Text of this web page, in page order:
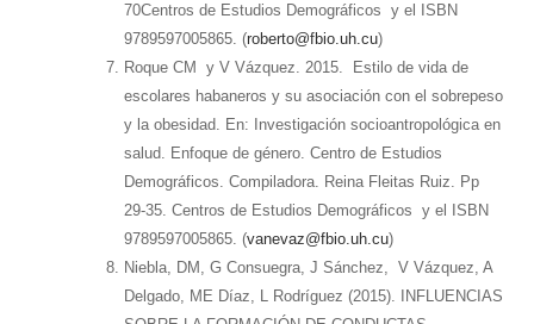
70Centros de Estudios Demográficos y el ISBN
9789597005865. (roberto@fbio.uh.cu)
Roque CM y V Vázquez. 2015. Estilo de vida de
escolares habaneros y su asociación con el sobrepeso
y la obesidad. En: Investigación socioantropológica en
salud. Enfoque de género. Centro de Estudios
Demográficos. Compiladora. Reina Fleitas Ruiz. Pp
29-35. Centros de Estudios Demográficos y el ISBN
9789597005865. (vanevaz@fbio.uh.cu)
Niebla, DM, G Consuegra, J Sánchez, V Vázquez, A
Delgado, ME Díaz, L Rodríguez (2015). INFLUENCIAS